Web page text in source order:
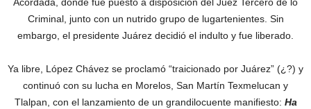
Criminal, junto con un nutrido grupo de lugartenientes. Sin
embargo, el presidente Juárez decidió el indulto y fue liberado.
Ya libre, López Chávez se proclamó “traicionado por Juárez” (¿?) y
continuó con su lucha en Morelos, San Martín Texmelucan y
Tlalpan, con el lanzamiento de un grandilocuente manifiesto: Ha